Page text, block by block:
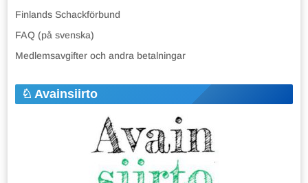
Finlands Schackförbund
FAQ (på svenska)
Medlemsavgifter och andra betalningar
Avainsiirto